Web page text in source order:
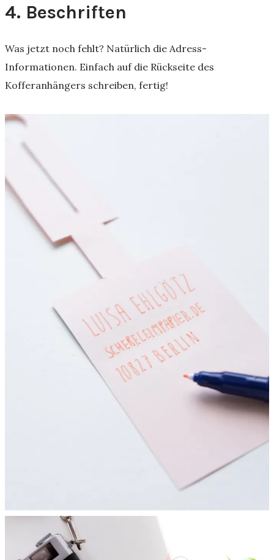
4. Beschriften
Was jetzt noch fehlt? Natürlich die Adress-
Informationen. Einfach auf die Rückseite des
Kofferanhängers schreiben, fertig!